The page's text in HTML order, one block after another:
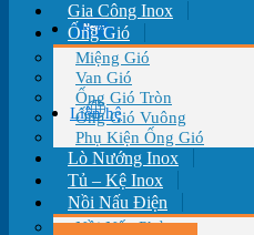
Tin tức
Liên hệ
Gia Công Inox
Ống Gió
Miệng Gió
Van Gió
Ống Gió Tròn
Ống Gió Vuông
Phụ Kiện Ống Gió
Lò Nướng Inox
Tủ – Kệ Inox
Nồi Nấu Điện
Nồi Nấu Phở